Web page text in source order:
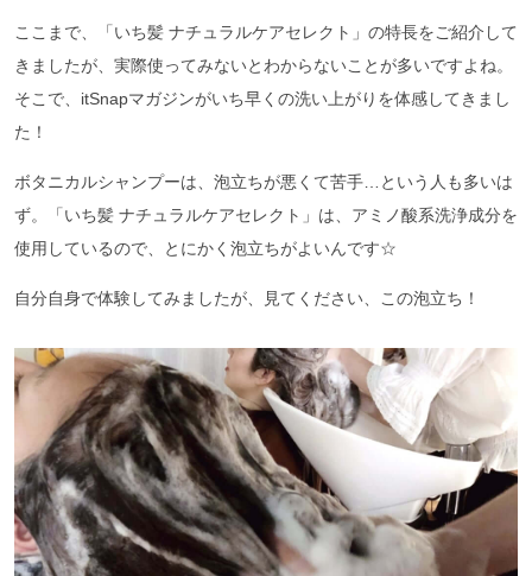
ここまで、「いち髪 ナチュラルケアセレクト」の特長をご紹介して
きましたが、実際使ってみないとわからないことが多いですよね。
そこで、itSnapマガジンがいち早くの洗い上がりを体感してきまし
た！
ボタニカルシャンプーは、泡立ちが悪くて苦手…という人も多いは
ず。「いち髪 ナチュラルケアセレクト」は、アミノ酸系洗浄成分を
使用しているので、とにかく泡立ちがよいんです☆
自分自身で体験してみましたが、見てください、この泡立ち！